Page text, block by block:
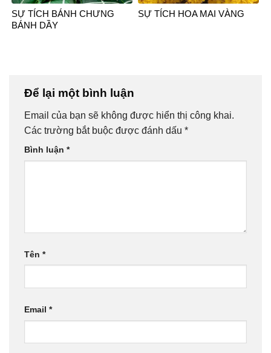
SỰ TÍCH BÁNH CHƯNG
BÁNH DẦY
SỰ TÍCH HOA MAI VÀNG
Để lại một bình luận
Email của bạn sẽ không được hiển thị công khai.
Các trường bắt buộc được đánh dấu *
Bình luận *
Tên *
Email *